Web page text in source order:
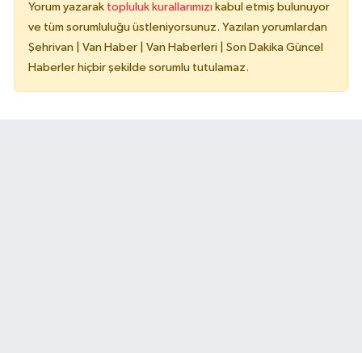
Yorum yazarak topluluk kurallarımızı kabul etmiş bulunuyor
ve tüm sorumluluğu üstleniyorsunuz. Yazılan yorumlardan
Şehrivan | Van Haber | Van Haberleri | Son Dakika Güncel
Haberler hiçbir şekilde sorumlu tutulamaz.